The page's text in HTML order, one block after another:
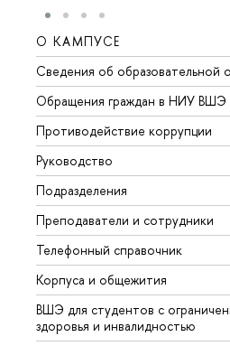
О КАМПУСЕ
Сведения об образовательной
Обращения граждан в НИУ ВШЭ
Противодействие коррупции
Руководство
Подразделения
Преподаватели и сотрудники
Телефонный справочник
Корпуса и общежития
ВШЭ для студентов с
здоровья и инвалидностью